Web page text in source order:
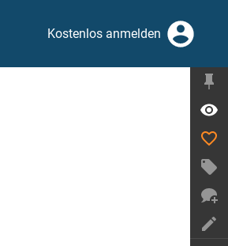
Kostenlos anmelden